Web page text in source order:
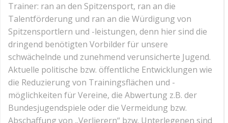
Trainer: ran an den Spitzensport, ran an die
Talentförderung und ran an die Würdigung von
Spitzensportlern und -leistungen, denn hier sind die
dringend benötigten Vorbilder für unsere
schwächelnde und zunehmend verunsicherte Jugend.
Aktuelle politische bzw. öffentliche Entwicklungen wie
die Reduzierung von Trainingsflächen und -
möglichkeiten für Vereine, die Abwertung z.B. der
Bundesjugendspiele oder die Vermeidung bzw.
Abschaffung von „Verlierern“ bzw. Unterlegenen sind